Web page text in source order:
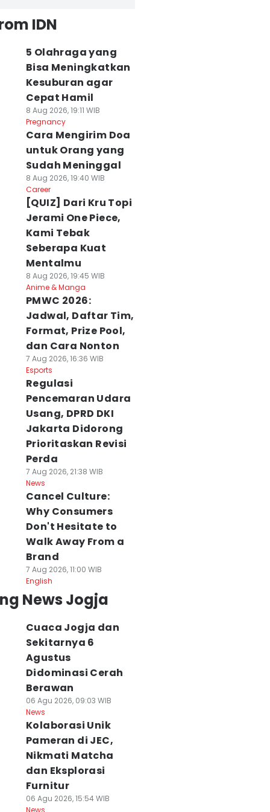
IDN
5 Olahraga yang
Bisa Meningkatkan
Kesuburan agar
Cepat Hamil
8 Aug 2026, 19:11 WIB
Pregnancy
Cara Mengirim Doa
untuk Orang yang
Sudah Meninggal
8 Aug 2026, 19:40 WIB
Career
[QUIZ] Dari Kru Topi
Jerami One Piece,
Kami Tebak
Seberapa Kuat
Mentalmu
8 Aug 2026, 19:45 WIB
Anime & Manga
PMWC 2026:
Jadwal, Daftar Tim,
Format, Prize Pool,
dan Cara Nonton
7 Aug 2026, 16:36 WIB
Esports
Regulasi
Pencemaran Udara
Usang, DPRD DKI
Jakarta Didorong
Prioritaskan Revisi
Perda
7 Aug 2026, 21:38 WIB
News
Cancel Culture:
Why Consumers
Don't Hesitate to
Walk Away From a
Brand
7 Aug 2026, 11:00 WIB
English
News Jogja
Cuaca Jogja dan
Sekitarnya 6
Agustus
Didominasi Cerah
Berawan
06 Agu 2026, 09:03 WIB
News
Kolaborasi Unik
Pameran di JEC,
Nikmati Matcha
dan Eksplorasi
Furnitur
06 Agu 2026, 15:54 WIB
News